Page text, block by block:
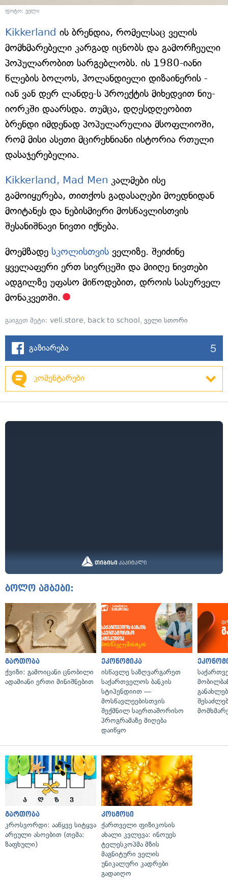
ფოტო: ველი
Kikkerland ის ბრენდია, რომელსაც ველის
მომხმარებელი კარგად იცნობს და გამორჩეული
პოპულარობით სარგებლობს. ის 1980-იანი
წლების ბოლოს, ჰოლანდიელი დიზაინერის -
იან ვან დერ ლანდე-ს პროექტის მიხედვით ნიუ-
იორკში დაარსდა. თუმცა, დღესდღეობით
ბრენდი იმდენად პოპულარულია მსოფლიოში,
რომ მისი ასეთი მცირეხნიანი ისტორია რთული
დასაჯერებელია.
Kikkerland, Mad Men კალმები ისე
გამოიყურება, თითქოს გადასაღები მოედნიდან
მოიტანეს და ნებისმიერი მოსწავლისთვის
შესანიშნავი ნივთი იქნება.
მოემზადე სკოლისთვის ველიზე. შეიძინე
ყველაფერი ერთ სივრცეში და მიიღე ნივთები
ადგილზე უფასო მიწოდებით, დროის სასურველ
მონაკვეთში.
გაიგეთ მეტი: veli.store, back to school, ველი სთორი
გაზიარება 5
კომენტარები
ბოლო ამბები:
გართობა
ქვიზი: გამოიცანი ცნობილი
ადამიანი ერთი მინიშნებით
ეკონომიკა
ისწავლე საზღვარგარეთ
საქართველოს ბანკის
სტიპენდიით —
მოსწავლეებისთვის
შექმნილ საერთაშორისო
პროგრამაზე მიღება
დაიწყო
გართობა
კროსვორდი: ააწყვე სიტყვა
არეული ასოებით (თემა:
ზაფხული)
კოსმოსი
ქართველი ფიზიკოსის
ახალი კვლევა: ინოუეს
ტელესკოპმა მზის
მაგნიტური ველის
უნიკალური კადრები
გადაიღო